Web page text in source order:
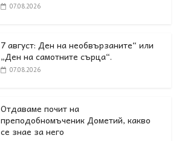
07.08.2026
7 август: Ден на необвързаните“ или
„Ден на самотните сърца“.
07.08.2026
Отдаваме почит на
преподобномъченик Дометий, какво
се знае за него